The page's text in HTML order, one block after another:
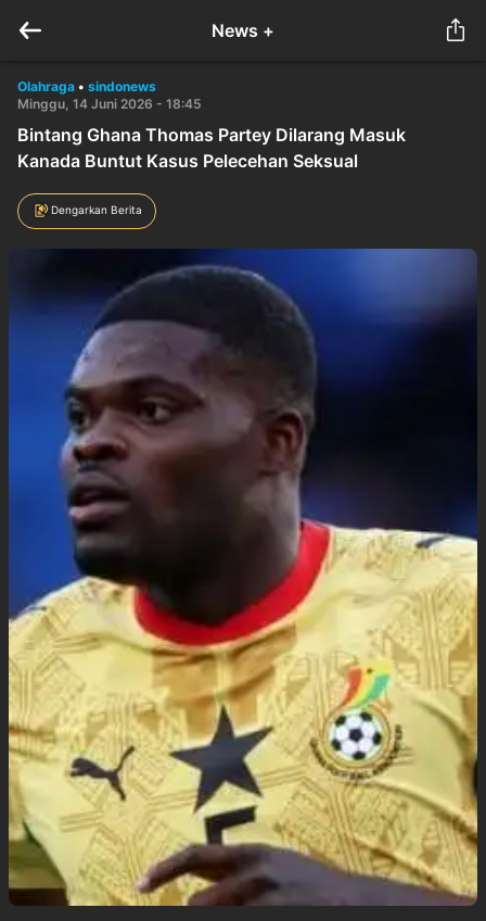
News +
Olahraga • sindonews
Minggu, 14 Juni 2026 - 18:45
Bintang Ghana Thomas Partey Dilarang Masuk
Kanada Buntut Kasus Pelecehan Seksual
Dengarkan Berita